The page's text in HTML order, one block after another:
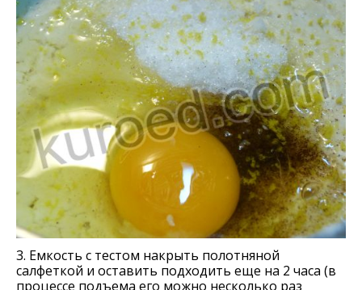
3. Емкость с тестом накрыть полотняной
салфеткой и оставить подходить еще на 2 часа (в
процессе подъема его можно несколько раз